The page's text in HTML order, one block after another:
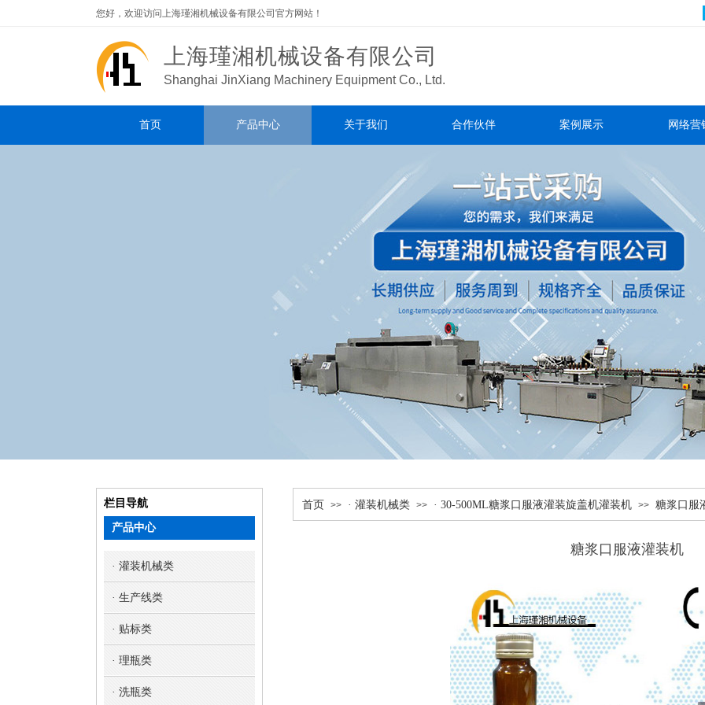
您好，欢迎访问上海瑾湘机械设备有限公司官方网站！
上海瑾湘机械设备有限公司
Shanghai JinXiang Machinery Equipment Co., Ltd.
首页 产品中心 关于我们 合作伙伴 案例展示 网络营
· 灌装机械类
· 生产线类
· 贴标类
· 理瓶类
· 洗瓶类
产品中心
栏目导航 首页 >> · 灌装机械类 >> · 30-500ML糖浆口服液灌装旋盖机灌装机 >> 糖浆口服
糖浆口服液灌装机